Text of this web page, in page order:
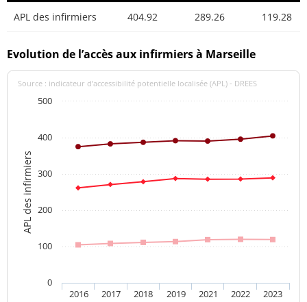
APL des infirmiers 404.92 289.26 119.28
Evolution de l’accès aux infirmiers à Marseille
APL des infirmiers
Source : indicateur d’accessibilité potentielle localisée (APL) - DREES
2016 2017 2018 2019 2021 2022 2023
0
100
200
300
400
500